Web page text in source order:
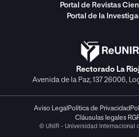
Portal de Revistas
Portal de la
Rectorado La
Avenida de la Paz, 137 26006,
Aviso Legal Política de Privacidad
Cláusulas legales
© UNIR - Universidad Internacional